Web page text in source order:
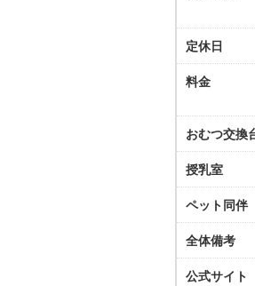
定休日
料金
おむつ交換
授乳室
ペット同伴
全体備考
公式サイト